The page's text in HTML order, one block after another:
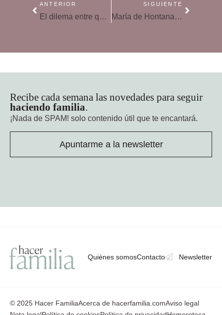
ANTERIOR
El dilema entre querer y aplicar disciplina: ¿qué necesitan nuestros hijos?
SIGUIENTE
María de Hontanares: «Una buena planificación evita que te quedes en blanco en el examen»
Recibe cada semana las novedades para seguir
haciendo familia.
¡Nada de SPAM! solo contenido útil que te encantará.
Apuntarme a la newsletter
Quiénes somosContacto Newsletter
© 2025 Hacer FamiliaAcerca de hacerfamilia.comAviso legal